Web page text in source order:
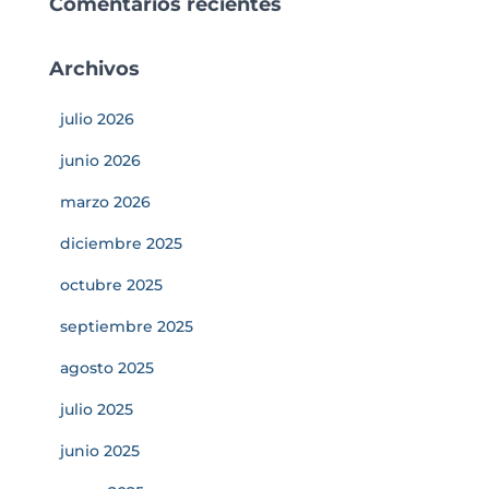
Archivos
julio 2026
junio 2026
marzo 2026
diciembre 2025
octubre 2025
septiembre 2025
agosto 2025
julio 2025
junio 2025